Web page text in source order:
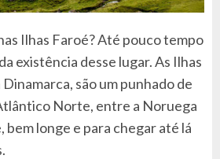
Ilhas Faroé? Até pouco tempo
existência desse lugar. As Ilhas
são um punhado de
Norte, entre a Noruega
bem longe e para chegar até lá